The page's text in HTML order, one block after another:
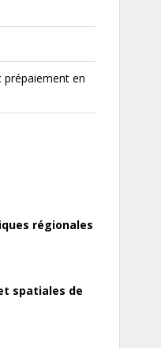
prépaiement en
régionales
spatiales de